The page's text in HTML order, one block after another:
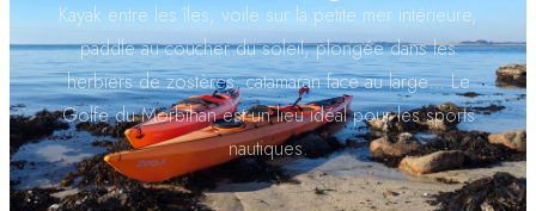
Kayak entre les îles, voile sur la petite mer intérieure,
paddle au coucher du soleil, plongée dans les
herbiers de zostères, catamaran face au large… Le
Golfe du Morbihan est un lieu idéal pour les sports
nautiques.